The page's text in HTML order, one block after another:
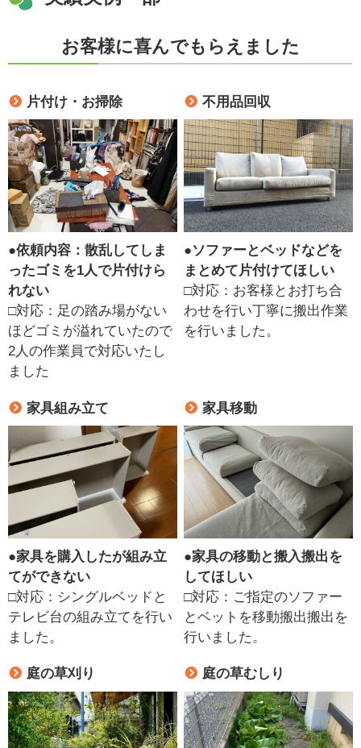
お客様に喜んでもらえました
片付け・お掃除
●依頼内容：散乱してしま
ったゴミを1人で片付けら
れない
□対応：足の踏み場がない
ほどゴミが溢れていたので
2人の作業員で対応いたし
ました
不用品回収
●ソファーとベッドなどを
まとめて片付けてほしい
□対応：お客様とお打ち合
わせを行い丁寧に搬出作業
を行いました。
家具組み立て
●家具を購入したが組み立
てができない
□対応：シングルベッドと
テレビ台の組み立てを行い
ました。
家具移動
●家具の移動と搬入搬出を
してほしい
□対応：ご指定のソファー
とベットを移動搬出搬出を
行いました。
庭の草刈り 庭の草むしり